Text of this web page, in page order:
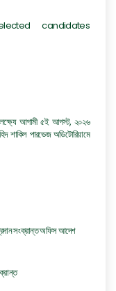
candidates
আগামী ৫ই আগস্ট, ২০২৬
শাকিল পারভেজ অডিটোরিয়ামে
সংক্রান্ত অফিস আদেশ